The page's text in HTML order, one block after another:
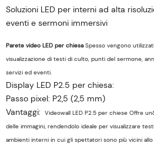
Soluzioni LED per interni ad alta
eventi e sermoni immersivi
Parete video LED per chiesaSpesso vengono
visualizzazione di testi di culto, punti del sermone,
servizi ed eventi.
Display LED P2.5 per chiesa:
Passo pixel: P2,5 (2,5 mm)
Vantaggi:
Videowall LED P2.5 per chiese Offre
delle immagini, rendendolo ideale per visualizzare
ambienti interni in cui gli spettatori sono più vicini